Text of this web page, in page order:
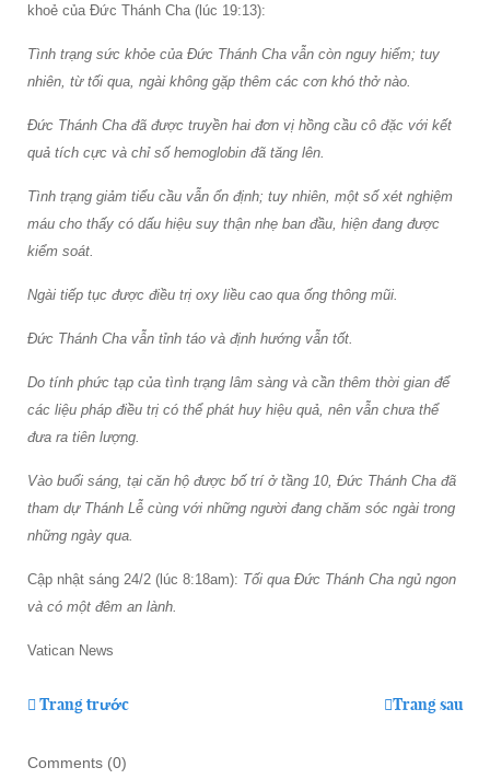
khoẻ của Đức Thánh Cha (lúc 19:13):
Tình trạng sức khỏe của Đức Thánh Cha vẫn còn nguy hiểm; tuy
nhiên, từ tối qua, ngài không gặp thêm các cơn khó thở nào.
Đức Thánh Cha đã được truyền hai đơn vị hồng cầu cô đặc với kết
quả tích cực và chỉ số hemoglobin đã tăng lên.
Tình trạng giảm tiểu cầu vẫn ổn định; tuy nhiên, một số xét nghiệm
máu cho thấy có dấu hiệu suy thận nhẹ ban đầu, hiện đang được
kiểm soát.
Ngài tiếp tục được điều trị oxy liều cao qua ống thông mũi.
Đức Thánh Cha vẫn tỉnh táo và định hướng vẫn tốt.
Do tính phức tạp của tình trạng lâm sàng và cần thêm thời gian để
các liệu pháp điều trị có thể phát huy hiệu quả, nên vẫn chưa thể
đưa ra tiên lượng.
Vào buổi sáng, tại căn hộ được bố trí ở tầng 10, Đức Thánh Cha đã
tham dự Thánh Lễ cùng với những người đang chăm sóc ngài trong
những ngày qua.
Cập nhật sáng 24/2 (lúc 8:18am): Tối qua Đức Thánh Cha ngủ ngon
và có một đêm an lành.
Vatican News
Trang trước Trang sau
Comments (0)